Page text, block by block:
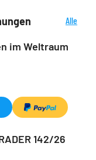
Alle
im Weltraum
142/26